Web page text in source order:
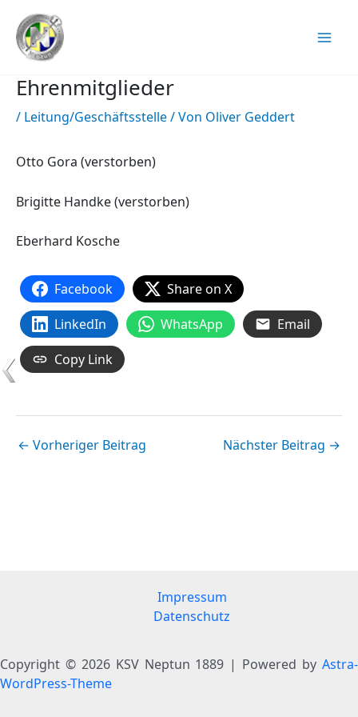
Inhalt
springen
Ehrenmitglieder
/ Leitung/Geschäftsstelle/ Von Oliver Geddert
Otto Gora (verstorben)
Brigitte Handke (verstorben)
Eberhard Kosche
Facebook
Share on X
LinkedIn
WhatsApp
Email
Copy Link
← Vorheriger Beitrag Nächster Beitrag →
Impressum
Datenschutz
Copyright © 2026 KSV Neptun 1889 | Powered by Astra-
WordPress-Theme